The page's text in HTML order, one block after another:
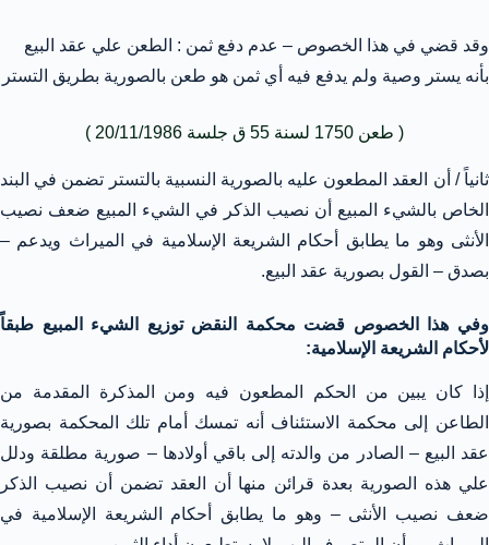
وقد قضي في هذا الخصوص – عدم دفع ثمن : الطعن علي عقد البيع
بأنه يستر وصية ولم يدفع فيه أي ثمن هو طعن بالصورية بطريق التستر
( طعن 1750 لسنة 55 ق جلسة 20/11/1986 )
ثانياً / أن العقد المطعون عليه بالصورية النسبية بالتستر تضمن في البند
الخاص بالشيء المبيع أن نصيب الذكر في الشيء المبيع ضعف نصيب
الأنثى وهو ما يطابق أحكام الشريعة الإسلامية في الميراث ويدعم –
بصدق – القول بصورية عقد البيع.
وفي هذا الخصوص قضت محكمة النقض توزيع الشيء المبيع طبقاً
لأحكام الشريعة الإسلامية:
إذا كان يبين من الحكم المطعون فيه ومن المذكرة المقدمة من
الطاعن إلى محكمة الاستئناف أنه تمسك أمام تلك المحكمة بصورية
عقد البيع – الصادر من والدته إلى باقي أولادها – صورية مطلقة ودلل
علي هذه الصورية بعدة قرائن منها أن العقد تضمن أن نصيب الذكر
ضعف نصيب الأنثى – وهو ما يطابق أحكام الشريعة الإسلامية في